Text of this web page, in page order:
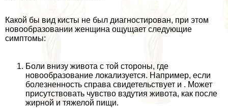
Какой бы вид кисты не был диагностирован, при этом
новообразовании женщина ощущает следующие
симптомы:
Боли внизу живота с той стороны, где
новообразование локализуется. Например, если
болезненность справа свидетельствует и . Может
присутствовать чувство вздутия живота, как после
жирной и тяжелой пищи.